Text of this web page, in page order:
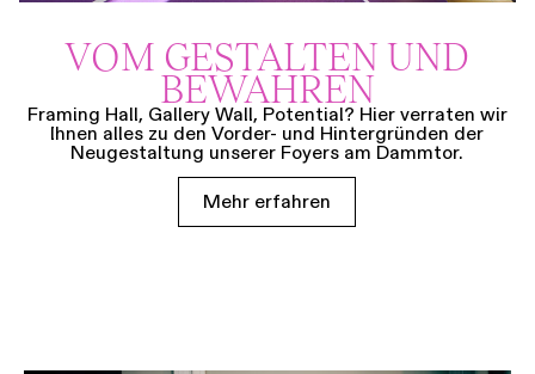
VOM GESTALTEN UND
BEWAHREN
Framing Hall, Gallery Wall, Potential? Hier verraten wir
Ihnen alles zu den Vorder- und Hintergründen der
Neugestaltung unserer Foyers am Dammtor.
Mehr erfahren